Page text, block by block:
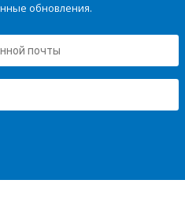
обновления.